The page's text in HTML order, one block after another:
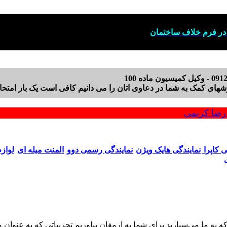
در فرم خلاف ساختمان
کمک به شما در دعاوی اتان را می دانیم کافی است یک بار
کریمی
کاپرا نمایندگی هایک ویژن نمایندگی رسمی دوو المنت میله ای